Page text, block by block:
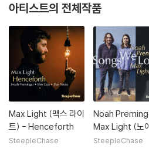
아티스트의 전체작품
Max Light (맥스 라이
트) - Henceforth
SteepleChase
Noah
Max Light (노
밍거 / 막스 라이
SteepleChase